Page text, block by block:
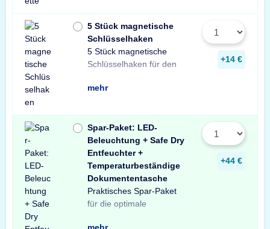
5 Stück magnetische
Schlüsselhaken
5 Stück magnetische
Schlüsselhaken für den
Innenraum Ihres Tresors.
Die einfache, praktische
und sichere Lösung zur
Aufbewahrung von
Schlüsseln in Ihrem
mehr
+14 €
Spar-Paket: LED-
Beleuchtung + Safe Dry
Entfeuchter +
Temperaturbeständige
Dokumententasche
Praktisches Spar-Paket
für die optimale
Ausstattung Ihres
Tresors. Das Spar-Paket
besteht aus einer X-Light
LED-Tresorbeleuchtung
mit Bewegungssensor,
einem Safe Dry
Entfeuchter für Schränke
und Tresore sowie einer
temperaturbeständigen
Dokumententasche.
Profitieren Sie von dem
unschlagbaren
mehr
+44 €